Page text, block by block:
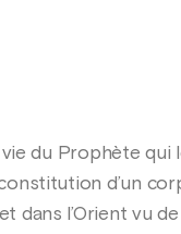
vie du Prophète
constitution d’un
l’Orient vu de